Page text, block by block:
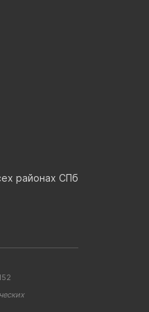
районах СПб